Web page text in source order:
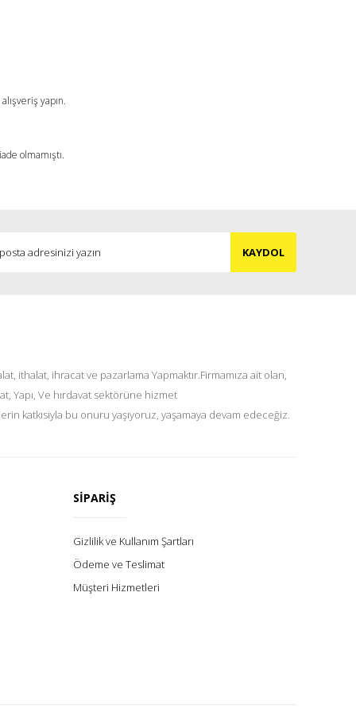
yapın.
olmamıştı.
KAYDOL
ithalat, ihracat ve pazarlama Yapmaktır.Firmamıza ait olan,
Yapı, Ve hırdavat sektörüne hizmet
katkısıyla bu onuru yaşıyoruz, yaşamaya devam edeceğiz.
SİPARİŞ
Gizlilik ve Kullanım Şartları
Ödeme ve Teslimat
Müşteri Hizmetleri